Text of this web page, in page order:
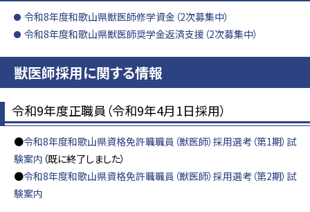
令和8年度和歌山県獣医師修学資金（2次募集中）
令和8年度和歌山県獣医師奨学金返済支援（2次募集中）
獣医師採用に関する情報
令和9年度正職員（令和9年4月1日採用）
●令和8年度和歌山県資格免許職職員（獣医師）採用選考（第1期）試
験案内 （既に終了しました）
●令和8年度和歌山県資格免許職職員（獣医師）採用選考（第2期）試
験案内